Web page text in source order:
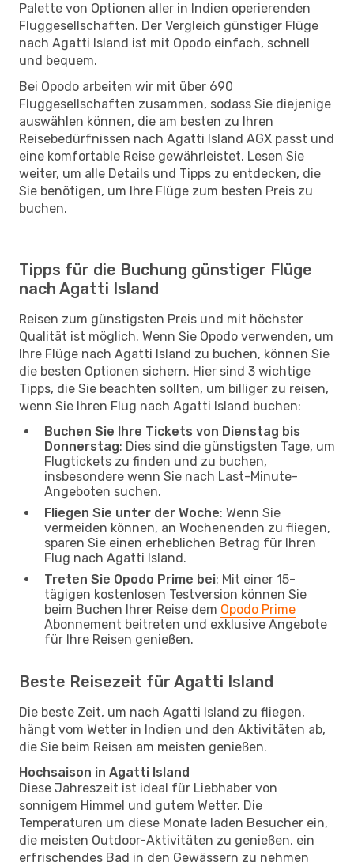
Palette von Optionen aller in Indien operierenden
Fluggesellschaften. Der Vergleich günstiger Flüge
nach Agatti Island ist mit Opodo einfach, schnell
und bequem.
Bei Opodo arbeiten wir mit über 690
Fluggesellschaften zusammen, sodass Sie diejenige
auswählen können, die am besten zu Ihren
Reisebedürfnissen nach Agatti Island AGX passt und
eine komfortable Reise gewährleistet. Lesen Sie
weiter, um alle Details und Tipps zu entdecken, die
Sie benötigen, um Ihre Flüge zum besten Preis zu
buchen.
Tipps für die Buchung günstiger Flüge
nach Agatti Island
Reisen zum günstigsten Preis und mit höchster
Qualität ist möglich. Wenn Sie Opodo verwenden, um
Ihre Flüge nach Agatti Island zu buchen, können Sie
die besten Optionen sichern. Hier sind 3 wichtige
Tipps, die Sie beachten sollten, um billiger zu reisen,
wenn Sie Ihren Flug nach Agatti Island buchen:
Buchen Sie Ihre Tickets von Dienstag bis
Donnerstag: Dies sind die günstigsten Tage, um
Flugtickets zu finden und zu buchen,
insbesondere wenn Sie nach Last-Minute-
Angeboten suchen.
Fliegen Sie unter der Woche: Wenn Sie
vermeiden können, an Wochenenden zu fliegen,
sparen Sie einen erheblichen Betrag für Ihren
Flug nach Agatti Island.
Treten Sie Opodo Prime bei: Mit einer 15-
tägigen kostenlosen Testversion können Sie
beim Buchen Ihrer Reise dem Opodo Prime
Abonnement beitreten und exklusive Angebote
für Ihre Reisen genießen.
Beste Reisezeit für Agatti Island
Die beste Zeit, um nach Agatti Island zu fliegen,
hängt vom Wetter in Indien und den Aktivitäten ab,
die Sie beim Reisen am meisten genießen.
Hochsaison in Agatti Island
Diese Jahreszeit ist ideal für Liebhaber von
sonnigem Himmel und gutem Wetter. Die
Temperaturen um diese Monate laden Besucher ein,
die meisten Outdoor-Aktivitäten zu genießen, ein
erfrischendes Bad in den Gewässern zu nehmen